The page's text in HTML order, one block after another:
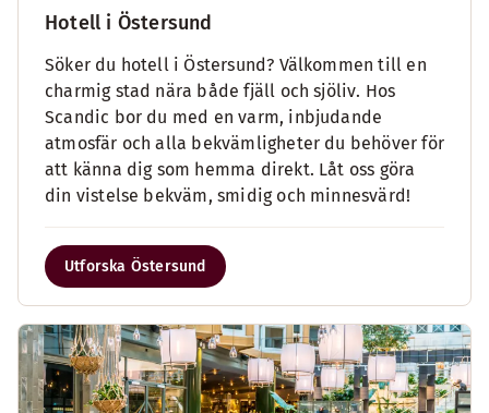
Hotell i Östersund
Söker du hotell i Östersund? Välkommen till en
charmig stad nära både fjäll och sjöliv. Hos
Scandic bor du med en varm, inbjudande
atmosfär och alla bekvämligheter du behöver för
att känna dig som hemma direkt. Låt oss göra
din vistelse bekväm, smidig och minnesvärd!
Utforska Östersund